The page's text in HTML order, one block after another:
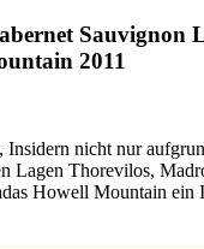
Sauvignon
2011
nicht nur
Lagen Thorevilos,
Howell Mountain